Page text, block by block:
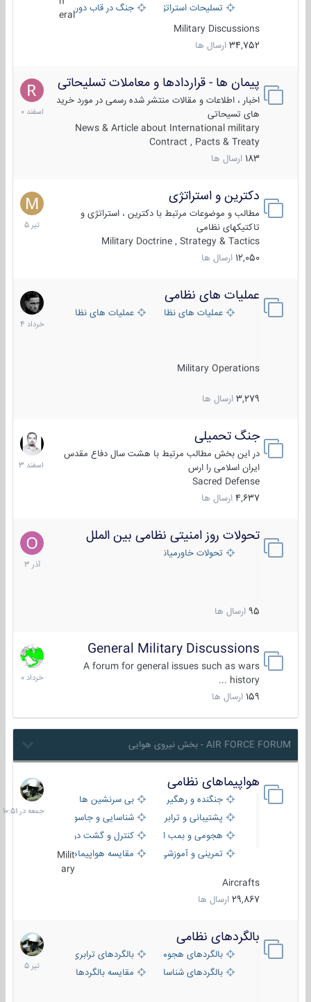
تسلیحات استراتژیک
جنگ در قاب دوربین
eral
Military Discussions
34,752 ارسال ها
پیمان ها - قراردادها و معاملات تسلیحاتی
اخبار ، اطلاعات و مقالات منتشر شده رسمی در مورد خرید
های تسیحاتی
News & Article about International military
Contract , Pacts & Treaty
183 ارسال ها
7
اسفند
1400
دکترین و استراتژی
مطالب و موضوعات مرتبط با دکترین ، استراتژی و
تاکتیکهای نظامی
Military Doctrine , Strategy & Tactics
12,050 ارسال ها
27
تیر
1405
عملیات های نظامی
عملیات های نظامی ایرانعملیات های نظامی خارجی
Military Operations
3,279 ارسال ها
5
خرداد
1404
جنگ تحمیلی
در این بخش مطالب مرتبط با هشت سال دفاع مقدس
ایران اسلامی را ارس
Sacred Defense
4,637 ارسال ها
20
اسفند
1403
تحولات روز امنیتی نظامی بین الملل
تحولات خاورمیانه
95 ارسال ها
21
آذر
1403
General Military Discussions
A forum for general issues such as wars
history ...
159 ارسال ها
10
خرداد
1400
AIR FORCE FORUM - بخش نیروی هوایی
هواپیماهای نظامی
جنگنده و رهگیر
بی سرنشین ها
پشتیبانی و ترابری
شناسایی و جاسوسی
هجومی و بمب افکن
کنترل و گشت دریایی
تمرینی و آموزشی
مقایسه هواپیماهاMilit
ary
Aircrafts
29,867 ارسال ها
جمعه
در
10:51
بالگردهای نظامی
بالگردهای هجومی
بالگردهای ترابری
بالگردهای شناسایی
مقایسه بالگردها
22
تیر
1405